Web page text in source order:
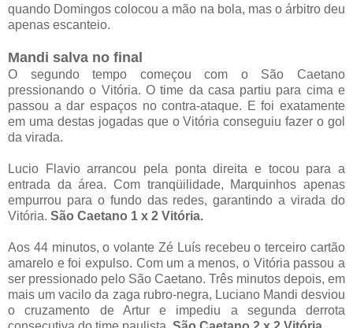
quando Domingos colocou a mão na bola, mas o árbitro deu
apenas escanteio.
Mandi salva no final
O segundo tempo começou com o São Caetano
pressionando o Vitória. O time da casa partiu para cima e
passou a dar espaços no contra-ataque. E foi exatamente
em uma destas jogadas que o Vitória conseguiu fazer o gol
da virada.
Lucio Flavio arrancou pela ponta direita e tocou para a
entrada da área. Com tranqüilidade, Marquinhos apenas
empurrou para o fundo das redes, garantindo a virada do
Vitória. São Caetano 1 x 2 Vitória.
Aos 44 minutos, o volante Zé Luís recebeu o terceiro cartão
amarelo e foi expulso. Com um a menos, o Vitória passou a
ser pressionado pelo São Caetano. Três minutos depois, em
mais um vacilo da zaga rubro-negra, Luciano Mandi desviou
o cruzamento de Artur e impediu a segunda derrota